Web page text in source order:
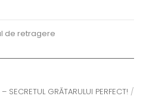
de retragere
SECRETUL GRĂTARULUI PERFECT! /